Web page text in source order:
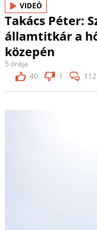
VIDEÓ
Takács Péter:
államtitkár a
közepén
5 órája
40
1 112